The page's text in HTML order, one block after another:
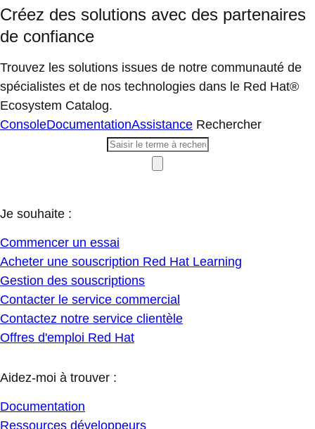
Créez des solutions avec des partenaires
de confiance
Trouvez les solutions issues de notre communauté de
spécialistes et de nos technologies dans le Red Hat®
Ecosystem Catalog.
ConsoleDocumentationAssistance Rechercher
Je souhaite :
Commencer un essai
Acheter une souscription Red Hat Learning
Gestion des souscriptions
Contacter le service commercial
Contactez notre service clientèle
Offres d'emploi Red Hat
Aidez-moi à trouver :
Documentation
Ressources développeurs